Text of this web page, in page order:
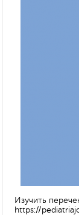
Изучить
https://